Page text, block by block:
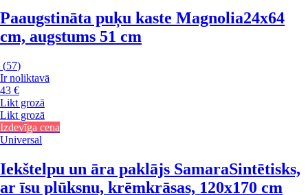
Paaugstināta puķu kaste Magnolia24x64
cm, augstums 51 cm
(57)
Ir noliktavā
43 €
Likt grozā
Likt grozā
Izdevīga cena
Universal
Iekštelpu un āra paklājs SamaraSintētisks,
ar īsu plūksnu, krēmkrāsas, 120x170 cm